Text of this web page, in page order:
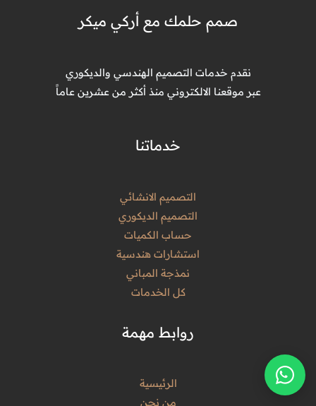
صمم حلمك مع أركي ميكر
نقدم خدمات التصميم الهندسي والديكوري
عبر موقعنا الالكتروني منذ أكثر من عشرين عاماً
خدماتنا
التصميم الانشائي
التصميم الديكوري
حساب الكميات
استشارات هندسية
نمذجة المباني
كل الخدمات
روابط مهمة
الرئيسية
من نحن